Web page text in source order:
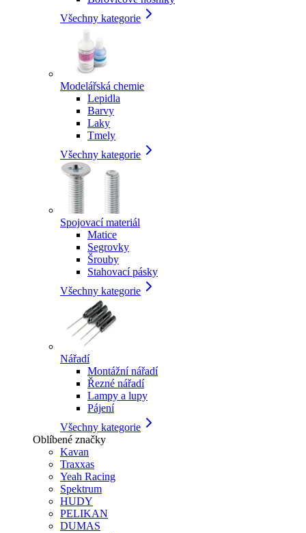
Všechny kategorie
Modelářská chemie
Lepidla
Barvy
Laky
Tmely
Všechny kategorie
Spojovací materiál
Matice
Segrovky
Šrouby
Stahovací pásky
Všechny kategorie
Nářadí
Montážní nářadí
Řezné nářadí
Lampy a lupy
Pájení
Všechny kategorie
Oblíbené značky
Kavan
Traxxas
Yeah Racing
Spektrum
HUDY
PELIKAN
DUMAS